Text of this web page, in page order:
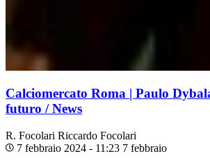
Calciomercato Roma | Paulo
futuro / News
R. Focolari Riccardo Focolari
7 febbraio 2024 - 11:23 7 febbraio